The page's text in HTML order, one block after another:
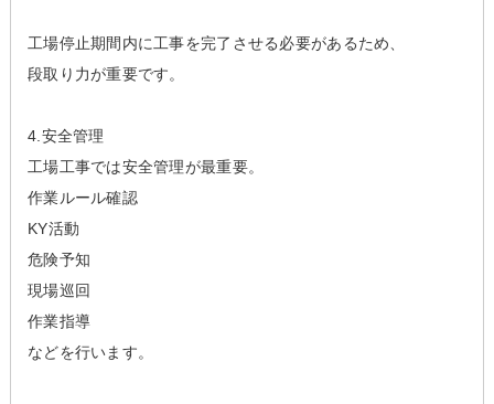
工場停止期間内に工事を完了させる必要があるため、
段取り力が重要です。
4.安全管理
工場工事では安全管理が最重要。
作業ルール確認
KY活動
危険予知
現場巡回
作業指導
などを行います。